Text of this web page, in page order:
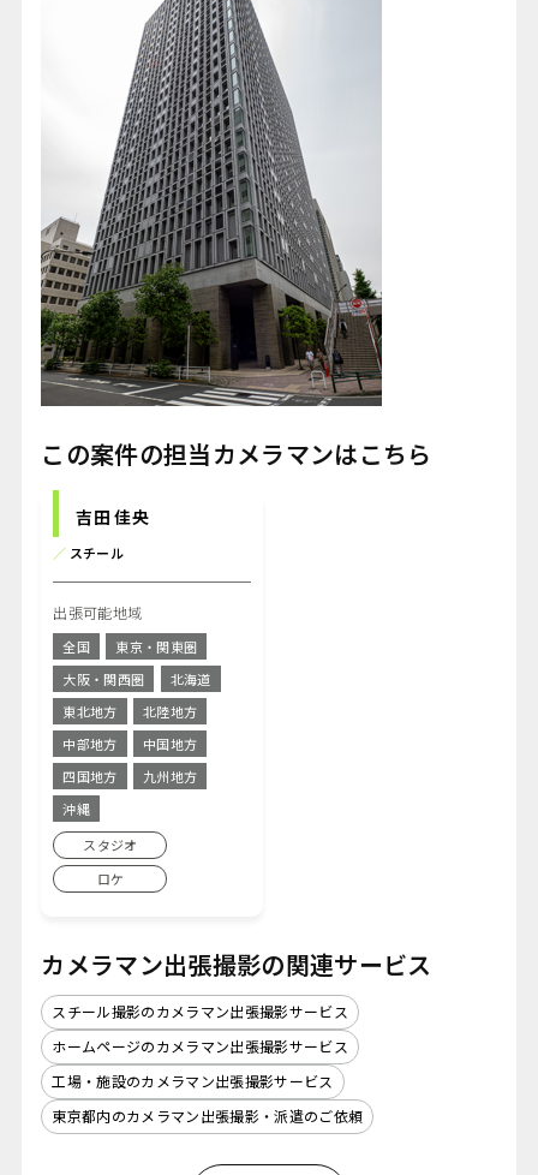
この案件の担当カメラマンはこちら
吉田 佳央
／ スチール
出張可能地域
全国
東京・関東圏
大阪・関西圏
北海道
東北地方
北陸地方
中部地方
中国地方
四国地方
九州地方
沖縄
スタジオ
ロケ
カメラマン出張撮影の関連サービス
スチール撮影のカメラマン出張撮影サービス
ホームページのカメラマン出張撮影サービス
工場・施設のカメラマン出張撮影サービス
東京都内のカメラマン出張撮影・派遣のご依頼